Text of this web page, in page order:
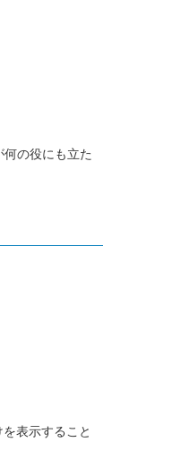
の役にも立た
表示すること